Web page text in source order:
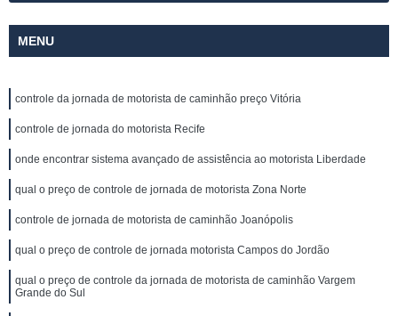
MENU
controle da jornada de motorista de caminhão preço Vitória
controle de jornada do motorista Recife
onde encontrar sistema avançado de assistência ao motorista Liberdade
qual o preço de controle de jornada de motorista Zona Norte
controle de jornada de motorista de caminhão Joanópolis
qual o preço de controle de jornada motorista Campos do Jordão
qual o preço de controle da jornada de motorista de caminhão Vargem
Grande do Sul